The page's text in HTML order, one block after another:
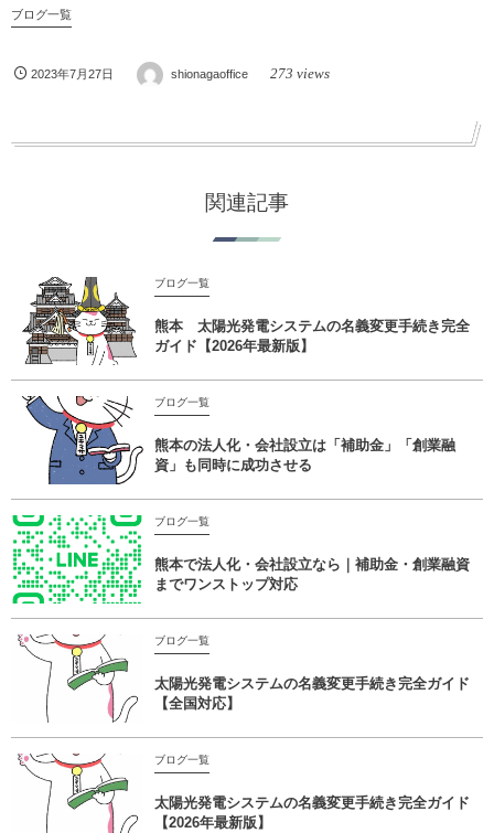
ブログ一覧
2023年7月27日 shionagaoffice 273 views
関連記事
ブログ一覧
熊本 太陽光発電システムの名義変更手続き完全
ガイド【2026年最新版】
ブログ一覧
熊本の法人化・会社設立は「補助金」「創業融
資」も同時に成功させる
ブログ一覧
熊本で法人化・会社設立なら｜補助金・創業融資
までワンストップ対応
ブログ一覧
太陽光発電システムの名義変更手続き完全ガイド
【全国対応】
ブログ一覧
太陽光発電システムの名義変更手続き完全ガイド
【2026年最新版】